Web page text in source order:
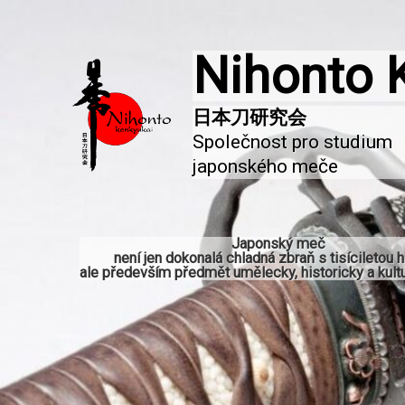
Nihonto
Společnost pro studium
japonského meče
Japonský meč
není jen dokonalá chladná zbraň s tisíciletou
ale především předmět umělecky, historicky a